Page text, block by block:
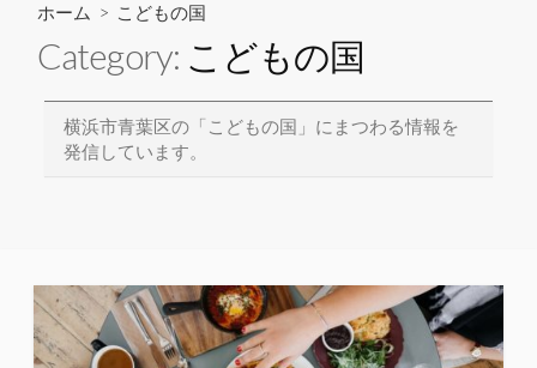
ホーム > こどもの国
Category: こどもの国
横浜市青葉区の「こどもの国」にまつわる情報を
発信しています。